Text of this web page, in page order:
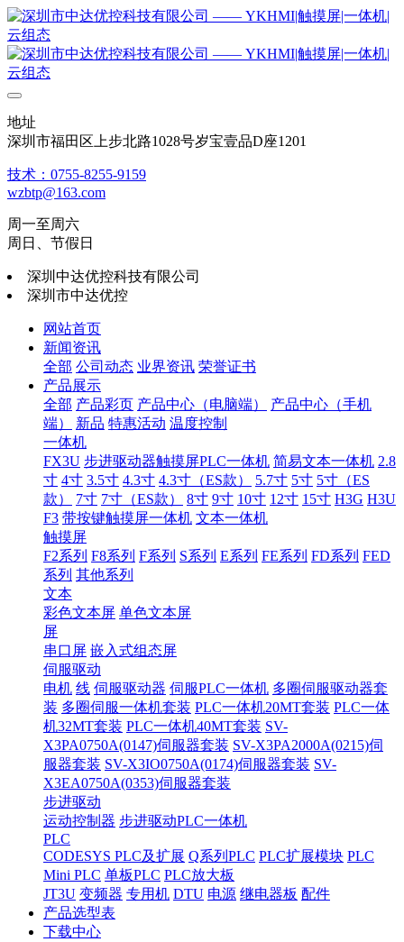
地址
深圳市福田区上步北路1028号岁宝壹品D座1201
技术：0755-8255-9159
wzbtp@163.com
周一至周六
周日、节假日
深圳中达优控科技有限公司
深圳市中达优控
网站首页
新闻资讯
全部 公司动态 业界资讯 荣誉证书
产品展示
全部 产品彩页 产品中心（电脑端）
产品中心（手机
端）
新品 特惠活动 温度控制
一体机
FX3U 步进驱动器触摸屏PLC一体机 简易文本一体机 2.8
寸 4寸 3.5寸 4.3寸 4.3寸（ES款） 5.7寸 5寸 5寸（ES
款）
7寸 7寸（ES款） 8寸 9寸 10寸 12寸 15寸 H3G H3U
F3 带按键触摸屏一体机 文本一体机
触摸屏
F2系列 F8系列 F系列 S系列 E系列 FE系列 FD系列 FED
系列 其他系列
文本
彩色文本屏 单色文本屏
屏
串口屏 嵌入式组态屏
伺服驱动
电机 线 伺服驱动器 伺服PLC一体机 多圈伺服驱动器套
装 多圈伺服一体机套装 PLC一体机20MT套装 PLC一体
机32MT套装 PLC一体机40MT套装 SV-
X3PA0750A(0147)伺服器套装 SV-X3PA2000A(0215)伺
服器套装 SV-X3IO0750A(0174)伺服器套装 SV-
X3EA0750A(0353)伺服器套装
步进驱动
运动控制器 步进驱动PLC一体机
PLC
CODESYS PLC及扩展 Q系列PLC PLC扩展模块 PLC
Mini PLC 单板PLC PLC放大板
JT3U 变频器 专用机 DTU 电源 继电器板 配件
产品选型表
下载中心